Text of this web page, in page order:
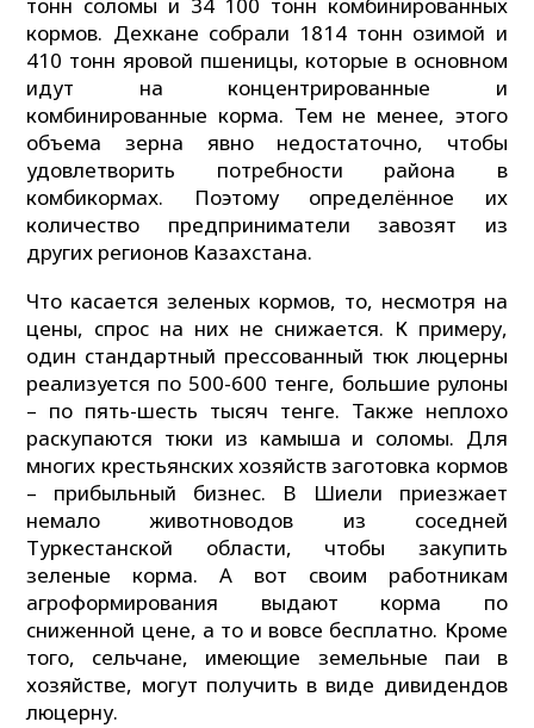
кормов. Дехкане собрали 1814 тонн озимой и
410 тонн яровой пшеницы, которые в основном
идут на концентрированные и
комбинированные корма. Тем не менее, этого
объема зерна явно недостаточно, чтобы
удовлетворить потребности района в
комбикормах. Поэтому определённое их
количество предприниматели завозят из
других регионов Казахстана.
Что касается зеленых кормов, то, несмотря на
цены, спрос на них не снижается. К примеру,
один стандартный прессованный тюк люцерны
реализуется по 500-600 тенге, большие рулоны
– по пять-шесть тысяч тенге. Также неплохо
раскупаются тюки из камыша и соломы. Для
многих крестьянских хозяйств заготовка кормов
– прибыльный бизнес. В Шиели приезжает
немало животноводов из соседней
Туркестанской области, чтобы закупить
зеленые корма. А вот своим работникам
агроформирования выдают корма по
сниженной цене, а то и вовсе бесплатно. Кроме
того, сельчане, имеющие земельные паи в
хозяйстве, могут получить в виде дивидендов
люцерну.